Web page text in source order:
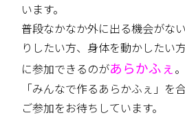
います。
普段なかなか外に出る機会がな
りしたい方、身体を動かしたい
に参加できるのがあらかふぇ 。
「みんなで作るあらかふぇ」を
ご参加をお待ちしています。